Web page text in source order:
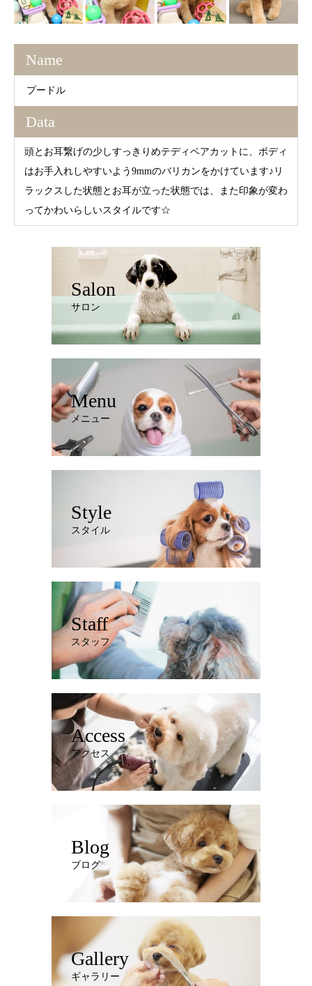
Name
プードル
Data
頭とお耳繋げの少しすっきりめテディベアカットに、ボディ
はお手入れしやすいよう9mmのバリカンをかけています♪リ
ラックスした状態とお耳が立った状態では、また印象が変わ
ってかわいらしいスタイルです☆
Salon
サロン
Menu
メニュー
Style
スタイル
Staff
スタッフ
Access
アクセス
Blog
ブログ
Gallery
ギャラリー